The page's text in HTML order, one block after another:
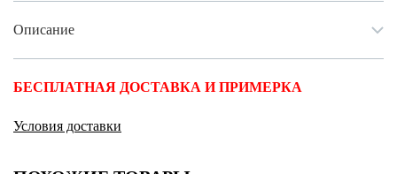
Описание
БЕСПЛАТНАЯ ДОСТАВКА И ПРИМЕРКА
Условия доставки